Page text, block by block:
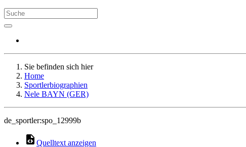
Sie befinden sich hier
Home
Sportlerbiographien
Nele BAYN (GER)
de_sportler:spo_12999b
Quelltext anzeigen